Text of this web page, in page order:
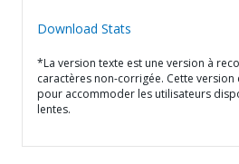
Download Stats
*La version texte est une version à
caractères non-corrigée. Cette
pour accommoder les utilisateurs
lentes.